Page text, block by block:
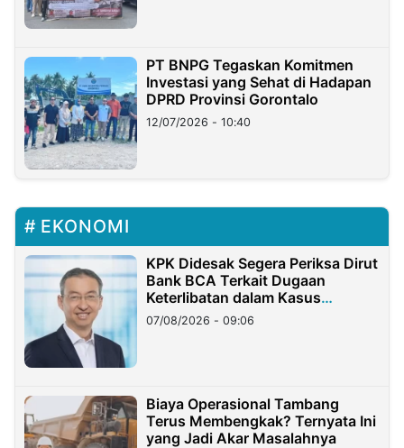
PT BNPG Tegaskan Komitmen
Investasi yang Sehat di Hadapan
DPRD Provinsi Gorontalo
12/07/2026 - 10:40
EKONOMI
KPK Didesak Segera Periksa Dirut
Bank BCA Terkait Dugaan
Keterlibatan dalam Kasus
Hilangnya Dana Nasabah Rp2,58
Miliar
07/08/2026 - 09:06
Biaya Operasional Tambang
Terus Membengkak? Ternyata Ini
yang Jadi Akar Masalahnya